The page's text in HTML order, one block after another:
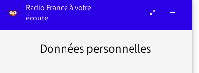
Radio France à votre
écoute
Données personnelles